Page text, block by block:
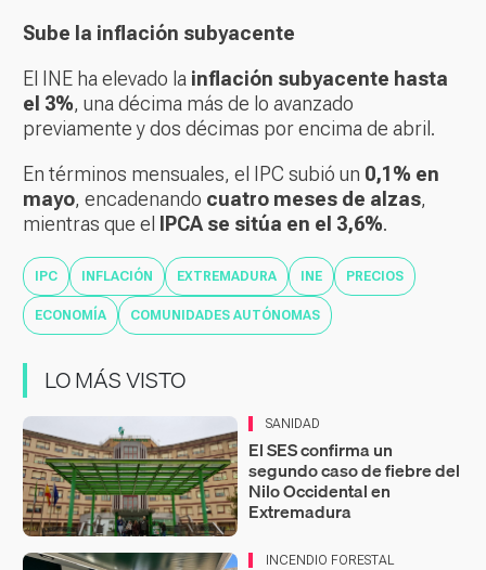
Sube la inflación subyacente
El INE ha elevado la inflación subyacente hasta
el 3%, una décima más de lo avanzado
previamente y dos décimas por encima de abril.
En términos mensuales, el IPC subió un 0,1% en
mayo, encadenando cuatro meses de alzas,
mientras que el
IPCA se sitúa en el 3,6%.
IPC INFLACIÓN EXTREMADURA INE PRECIOS
ECONOMÍA COMUNIDADES AUTÓNOMAS
LO MÁS VISTO
SANIDAD
El SES confirma un
segundo caso de fiebre del
Nilo Occidental en
Extremadura
INCENDIO FORESTAL